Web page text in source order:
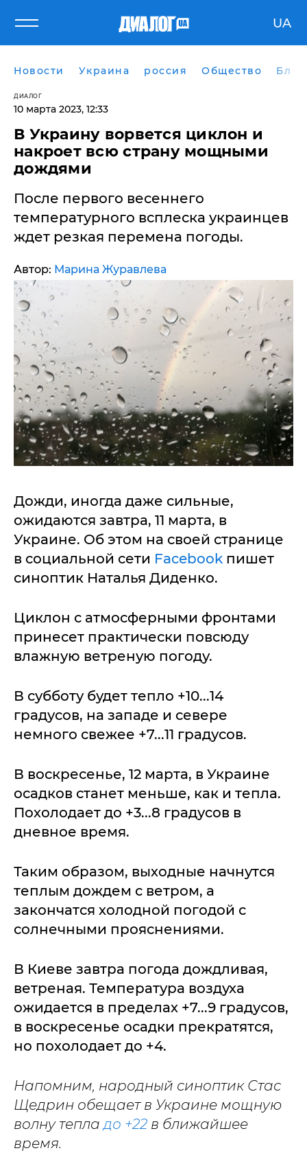
UA
Новости Украина россия Общество
ДИАЛОГ
10 марта 2023, 12:33
В Украину ворвется циклон и
накроет всю страну мощными
дождями
После первого весеннего
температурного всплеска украинцев
ждет резкая перемена погоды.
Автор: Марина Журавлева
Дожди, иногда даже сильные,
ожидаются завтра, 11 марта, в
Украине. Об этом на своей странице
в социальной сети Facebook пишет
синоптик Наталья Диденко.
Циклон с атмосферными фронтами
принесет практически повсюду
влажную ветреную погоду.
В субботу будет тепло +10...14
градусов, на западе и севере
немного свежее +7...11 градусов.
В воскресенье, 12 марта, в Украине
осадков станет меньше, как и тепла.
Похолодает до +3...8 градусов в
дневное время.
Таким образом, выходные начнутся
теплым дождем с ветром, а
закончатся холодной погодой с
солнечными прояснениями.
В Киеве завтра погода дождливая,
ветреная. Температура воздуха
ожидается в пределах +7...9 градусов,
в воскресенье осадки прекратятся,
но похолодает до +4.
Напомним, народный синоптик Стас
Щедрин обещает в Украине мощную
волну тепладо +22 в ближайшее
время.